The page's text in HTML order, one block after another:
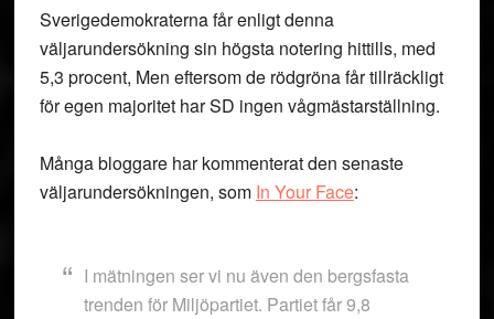
Sverigedemokraterna får enligt denna
väljarundersökning sin högsta notering hittills, med
5,3 procent, Men eftersom de rödgröna får tillräckligt
för egen majoritet har SD ingen vågmästarställning.
Många bloggare har kommenterat den senaste
väljarundersökningen, som In Your Face:
I mätningen ser vi nu även den bergsfasta
trenden för Miljöpartiet. Partiet får 9,8